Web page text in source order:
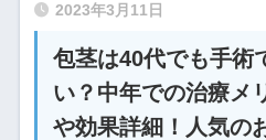
2023年3月11日
包茎は40代でも手術
い？中年での治療メ
や効果詳細！人気の